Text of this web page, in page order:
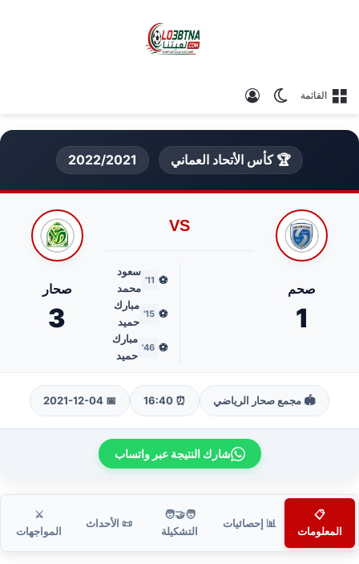
القائمة الوضع المظلم
🏆 كأس الأتحاد العماني 2022/2021
صحم
1
VS
⚽
11'
سعود
محمد
⚽
15'
مبارك
حميد
⚽
46'
مبارك
حميد
صحار
3
🏟️ مجمع صحار الرياضي ⏰ 16:40
📅 2021-12-04
شارك النتيجة عبر واتساب
📋
المعلومات
📊 إحصائيات
🧑‍🤝‍🧑
التشكيلة
📜 الأحداث
⚔️
المواجهات